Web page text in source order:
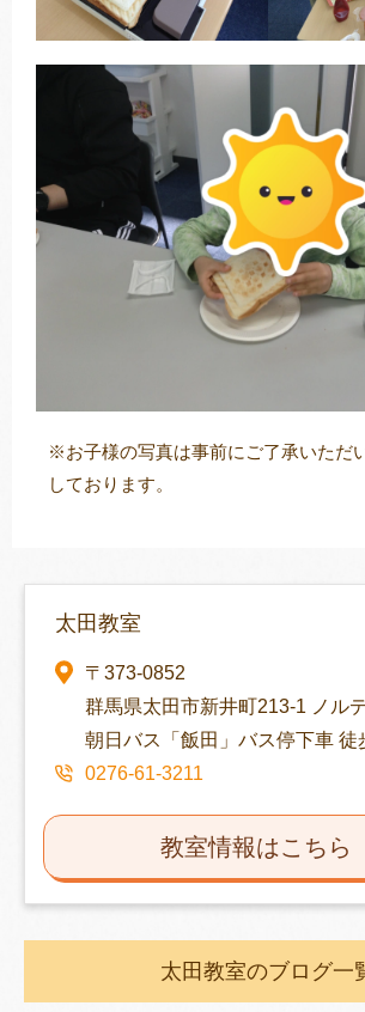
※お子様の写真は事前にご了承いただ
しております。
太田教室
〒373-0852
群馬県太田市新井町213-1 ノル
朝日バス「飯田」バス停下車 徒
0276-61-3211
教室情報はこちら
太田教室のブログ一